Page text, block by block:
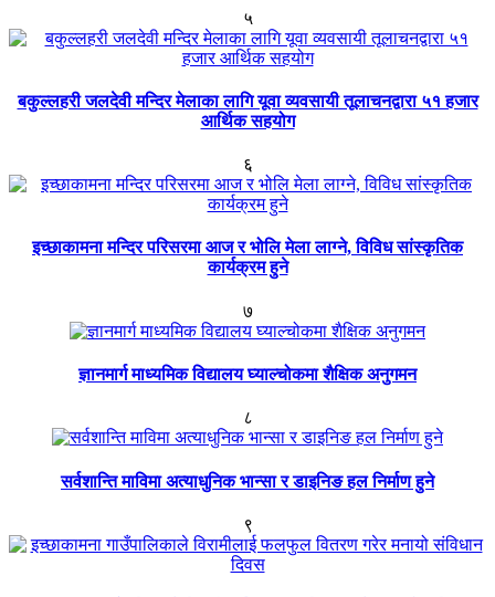
५
बकुल्लहरी जलदेवी मन्दिर मेलाका लागि यूवा व्यवसायी तूलाचनद्वारा ५१ हजार
आर्थिक सहयोग
६
इच्छाकामना मन्दिर परिसरमा आज र भोलि मेला लाग्ने, विविध सांस्कृतिक
कार्यक्रम हुने
७
ज्ञानमार्ग माध्यमिक विद्यालय घ्याल्चोकमा शैक्षिक अनुगमन
८
सर्वशान्ति माविमा अत्याधुनिक भान्सा र डाइनिङ हल निर्माण हुने
९